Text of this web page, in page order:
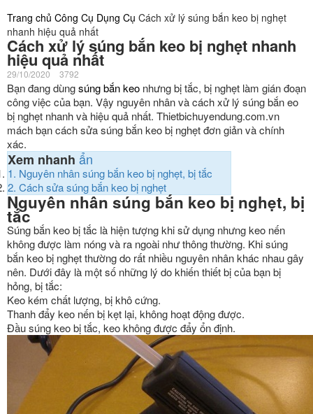
Trang chủ Công Cụ Dụng Cụ Cách xử lý súng bắn keo bị nghẹt
nhanh hiệu quả nhất
Cách xử lý súng bắn keo bị nghẹt nhanh
hiệu quả nhất
29/10/2020 3792
Bạn đang dùngsúng bắn keo nhưng bị tắc, bị nghẹt làm gián đoạn
công việc của bạn. Vậy nguyên nhân và cách xử lý súng bắn eo
bị nghẹt nhanh và hiệu quả nhất. Thietbichuyendung.com.vn
mách bạn cách sửa súng bắn keo bị nghẹt đơn giản và chính
xác.
Xem nhanh ẩn
1. Nguyên nhân súng bắn keo bị nghẹt, bị tắc
2. Cách sửa súng bắn keo bị nghẹt
Nguyên nhân súng bắn keo bị nghẹt, bị
tắc
Súng bắn keo bị tắc là hiện tượng khi sử dụng nhưng keo nến
không được làm nóng và ra ngoài như thông thường. Khi súng
bắn keo bị nghẹt thường do rất nhiều nguyên nhân khác nhau gây
nên. Dưới đây là một số những lý do khiến thiết bị của bạn bị
hỏng, bị tắc:
Keo kém chất lượng, bị khô cứng.
Thanh đẩy keo nến bị kẹt lại, không hoạt động được.
Đầu súng keo bị tắc, keo không được đẩy ổn định.